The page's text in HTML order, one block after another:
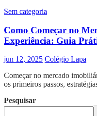
Sem categoria
Como Começar no
Experiência: Guia
jun 12, 2025 Colégio Lapa
Começar no mercado
os primeiros passos,
Pesquisar